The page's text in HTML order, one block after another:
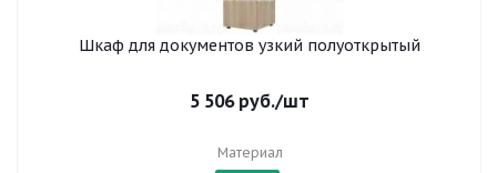
Шкаф для документов узкий полуоткрытый
5 506руб./шт
Материал